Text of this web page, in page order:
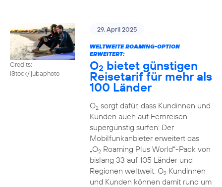
Credits:
iStock/ljubaphoto
29. April 2025
WELTWEITE ROAMING-OPTION
ERWEITERT:
O2 bietet günstigen
Reisetarif für mehr als
100 Länder
O2sorgt dafür, dass Kundinnen und
Kunden auch auf Fernreisen
supergünstig surfen: Der
Mobilfunkanbieter erweitert das
„O2Roaming Plus World“-Pack von
bislang 33 auf 105 Länder und
Regionen weltweit. O2Kundinnen
und Kunden können damit rund um